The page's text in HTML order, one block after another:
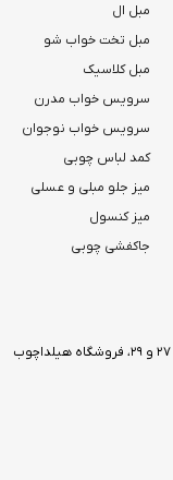
مبل ال
مبل تخت خواب شو
مبل کلاسیک
سرویس خواب مدرن
سرویس خواب نوجوان
کمد لباس چوبی
میز جلو مبلی و عسلی
میز کنسول
جاکفشی چوبی